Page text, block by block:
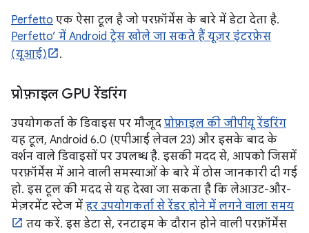
Perfetto एक ऐसा टूल है जो परफ़ॉर्मेंस के बारे में डेटा देता है.
Perfetto’ में Android ट्रेस खोले जा सकते हैं यूज़र इंटरफ़ेस
(यूआई)
.
प्रोफ़ाइल GPU रेंडरिंग
उपयोगकर्ता के डिवाइस पर मौजूद प्रोफ़ाइल की जीपीयू रेंडरिंग
यह टूल, Android 6.0 (एपीआई लेवल 23) और इसके बाद के
वर्शन वाले डिवाइसों पर उपलब्ध है. इसकी मदद से, आपको जिसमें
परफ़ॉर्मेंस में आने वाली समस्याओं के बारे में ठोस जानकारी दी गई
हो. इस टूल की मदद से यह देखा जा सकता है कि लेआउट-और-
मेज़रमेंट स्टेज में हर उपयोगकर्ता से रेंडर होने में लगने वाला समय
तय करें. इस डेटा से, रनटाइम के दौरान होने वाली परफ़ॉर्मेंस